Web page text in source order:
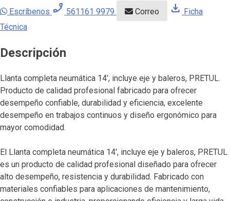
Escríbenos phone_enabled 561161 9979 Correo download Ficha
Técnica
Descripción
Llanta completa neumática 14′, incluye eje y baleros, PRETUL.
Producto de calidad profesional fabricado para ofrecer
desempeño confiable, durabilidad y eficiencia, excelente
desempeño en trabajos continuos y diseño ergonómico para
mayor comodidad.
El Llanta completa neumática 14′, incluye eje y baleros, PRETUL
es un producto de calidad profesional diseñado para ofrecer
alto desempeño, resistencia y durabilidad. Fabricado con
materiales confiables para aplicaciones de mantenimiento,